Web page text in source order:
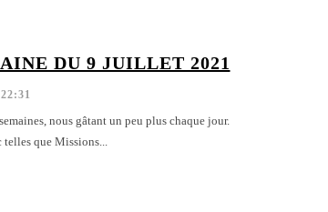
DU 9 JUILLET 2021
nous gâtant un peu plus chaque jour.
que Missions...